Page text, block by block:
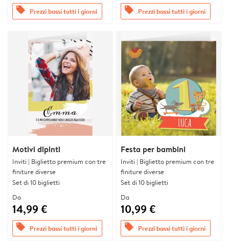
offers Prezzi bassi tutti i giorni offers Prezzi bassi tutti i giorni
Motivi dipinti
Inviti | Biglietto premium con tre
finiture diverse
Set di 10 biglietti
Da
14,99 €
offers Prezzi bassi tutti i giorni
Festa per bambini
Inviti | Biglietto premium con tre
finiture diverse
Set di 10 biglietti
Da
10,99 €
offers Prezzi bassi tutti i giorni